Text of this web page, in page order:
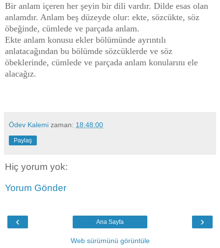
Bir anlam içeren her şeyin bir dili vardır. Dilde esas olan
anlamdır. Anlam beş düzeyde olur: ekte, sözcükte, söz
öbeğinde, cümlede ve parçada anlam.
Ekte anlam konusu ekler bölümünde ayrıntılı
anlatacağından bu bölümde sözcüklerde ve söz
öbeklerinde, cümlede ve parçada anlam konularını ele
alacağız.
Ödev Kalemi zaman: 18:48:00
Paylaş
Hiç yorum yok:
Yorum Gönder
‹ ›
Ana Sayfa
Web sürümünü görüntüle